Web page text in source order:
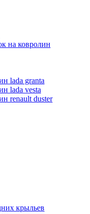
на ковролин
lada granta
lada vesta
renault duster
крыльев